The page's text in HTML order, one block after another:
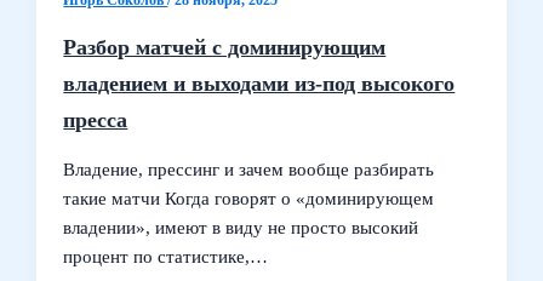
Разбор матчей с доминирующим
владением и выходами из-под высокого
пресса
Владение, прессинг и зачем вообще разбирать
такие матчи Когда говорят о «доминирующем
владении», имеют в виду не просто высокий
процент по статистике,…